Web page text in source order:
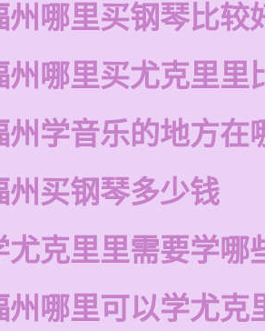
州哪里买钢琴比较
州哪里买尤克里里
州学音乐的地方在
州买钢琴多少钱
尤克里里需要学哪
州哪里可以学尤克